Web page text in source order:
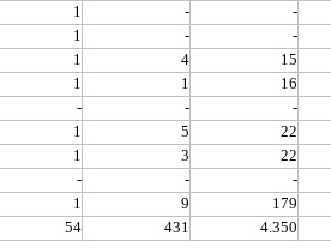
1 -
-
1 -
-
1 4
15
1 1
16
- -
-
1 5
22
1 3
22
- -
-
1 9
179
54 431 4.350